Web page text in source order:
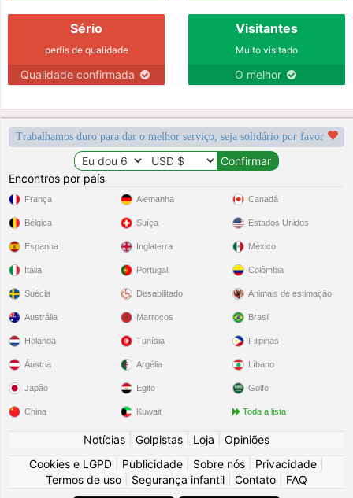
Sério
perfis de qualidade
Qualidade confirmada
Visitantes
Muito visitado
O melhor
Trabalhamos duro para dar o melhor serviço, seja solidário por favor
Encontros por país
França
Bélgica
Espanha
Itália
Suécia
Alemanha
Suíça
Inglaterra
Portugal
Desabilitado
Canadá
Estados Unidos
México
Colômbia
Animais de estimação
Austrália
Holanda
Áustria
Japão
China
Marrocos
Tunísia
Argélia
Egito
Kuwait
Brasil
Filipinas
Líbano
Golfo
Toda a lista
Notícias Golpistas Loja
Opiniões
Cookies e LGPD
Publicidade Sobre nós Privacidade
Termos de uso
Segurança infantil Contato FAQ